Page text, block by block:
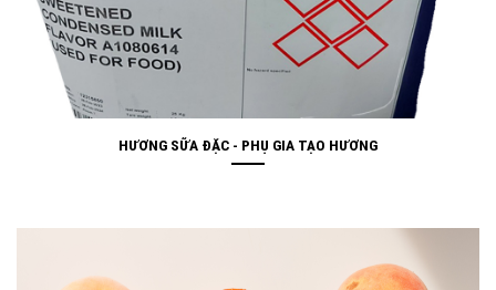
HƯƠNG SỮA ĐẶC - PHỤ GIA TẠO HƯƠNG